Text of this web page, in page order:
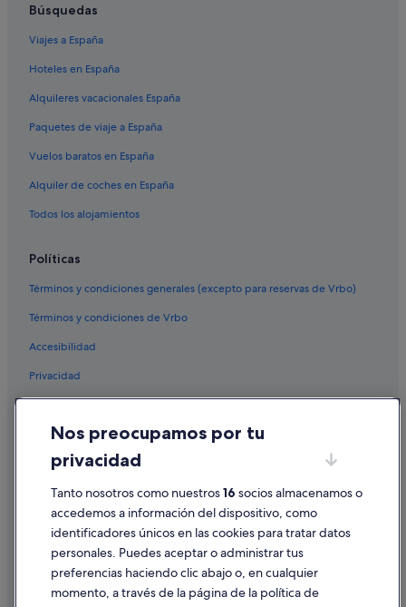
Búsquedas
Viajes a España
Hoteles en España
Alquileres vacacionales España
Paquetes de viaje a España
Vuelos baratos en España
Alquiler de coches en España
Todos los alojamientos
Políticas
Términos y condiciones generales (excepto para reservas de Vrbo)
Términos y condiciones de Vrbo
Accesibilidad
Privacidad
Condiciones de uso
Información legal/contacto
Pautas sobre el contenido y cómo denunciar contenido
Ayuda
Cancelar un vuelo
Nos preocupamos por tu
privacidad
Tanto nosotros como nuestros16 socios almacenamos o
accedemos a información del dispositivo, como
identificadores únicos en las cookies para tratar datos
personales. Puedes aceptar o administrar tus
preferencias haciendo clic abajo o, en cualquier
momento, a través de la página de la política de